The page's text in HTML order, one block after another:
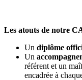
Les atouts de notre
Un diplôme
Un
référent et un
encadrée à